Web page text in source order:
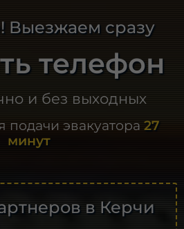
Выезжаем сразу
телефон
и без выходных
подачи эвакуатора27
минут
в Керчи